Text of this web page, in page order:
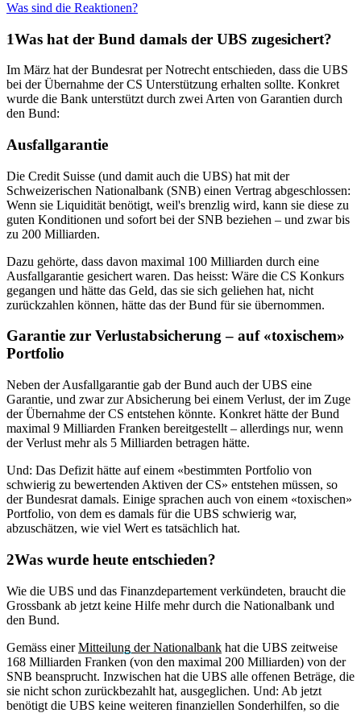
Was sind die Reaktionen?
Was hat der Bund damals der UBS zugesichert?
Im März hat der Bundesrat per Notrecht entschieden, dass die UBS
bei der Übernahme der CS Unterstützung erhalten sollte. Konkret
wurde die Bank unterstützt durch zwei Arten von Garantien durch
den Bund:
Ausfallgarantie
Die Credit Suisse (und damit auch die UBS) hat mit der
Schweizerischen Nationalbank (SNB) einen Vertrag abgeschlossen:
Wenn sie Liquidität benötigt, weil's brenzlig wird, kann sie diese zu
guten Konditionen und sofort bei der SNB beziehen – und zwar bis
zu 200 Milliarden.
Dazu gehörte, dass davon maximal 100 Milliarden durch eine
Ausfallgarantie gesichert waren. Das heisst: Wäre die CS Konkurs
gegangen und hätte das Geld, das sie sich geliehen hat, nicht
zurückzahlen können, hätte das der Bund für sie übernommen.
Garantie zur Verlustabsicherung – auf «toxischem»
Portfolio
Neben der Ausfallgarantie gab der Bund auch der UBS eine
Garantie, und zwar zur Absicherung bei einem Verlust, der im Zuge
der Übernahme der CS entstehen könnte. Konkret hätte der Bund
maximal 9 Milliarden Franken bereitgestellt – allerdings nur, wenn
der Verlust mehr als 5 Milliarden betragen hätte.
Und: Das Defizit hätte auf einem «bestimmten Portfolio von
schwierig zu bewertenden Aktiven der CS» entstehen müssen, so
der Bundesrat damals. Einige sprachen auch von einem «toxischen»
Portfolio, von dem es damals für die UBS schwierig war,
abzuschätzen, wie viel Wert es tatsächlich hat.
Was wurde heute entschieden?
Wie die UBS und das Finanzdepartement verkündeten, braucht die
Grossbank ab jetzt keine Hilfe mehr durch die Nationalbank und
den Bund.
Gemäss einerMitteilung der Nationalbank hat die UBS zeitweise
168 Milliarden Franken (von den maximal 200 Milliarden) von der
SNB beansprucht. Inzwischen hat die UBS alle offenen Beträge, die
sie nicht schon zurückbezahlt hat, ausgeglichen. Und: Ab jetzt
benötigt die UBS keine weiteren finanziellen Sonderhilfen, so die